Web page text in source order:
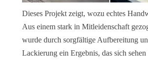
Dieses Projekt zeigt, wozu echtes
Aus einem stark in Mitleidenschaft
wurde durch sorgfältige Aufbereitung
Lackierung ein Ergebnis, das sich sehen